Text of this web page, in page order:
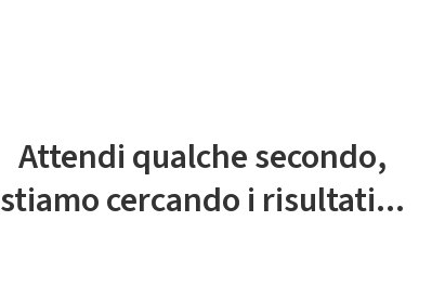
Attendi qualche secondo,
stiamo cercando i risultati...